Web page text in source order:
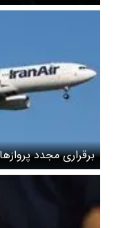
برقراری مجدد